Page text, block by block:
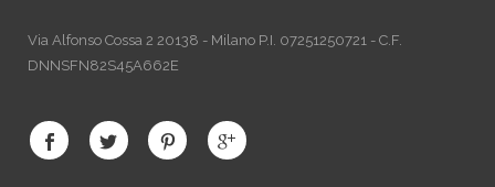
Via Alfonso Cossa 2 20138 - Milano P.I. 07251250721 - C.F.
DNNSFN82S45A662E